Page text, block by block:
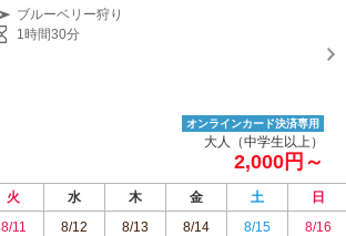
ブルーベリー狩り
1時間30分
オンラインカード決済専用
大人（中学生以上）
2,000円～
火 水 木 金 土
日
8/11 8/12 8/13 8/14 8/15 8/16